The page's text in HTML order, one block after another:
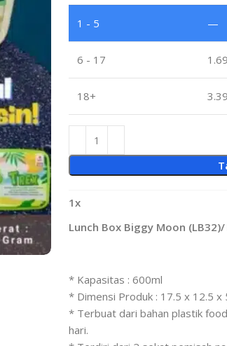
1 - 5 —
6 - 17
18+
1x
Lunch Box Biggy Moon (LB32)/
* Kapasitas : 600ml
* Dimensi Produk : 17.5 x 12.5 x
* Terbuat dari bahan plastik
hari.